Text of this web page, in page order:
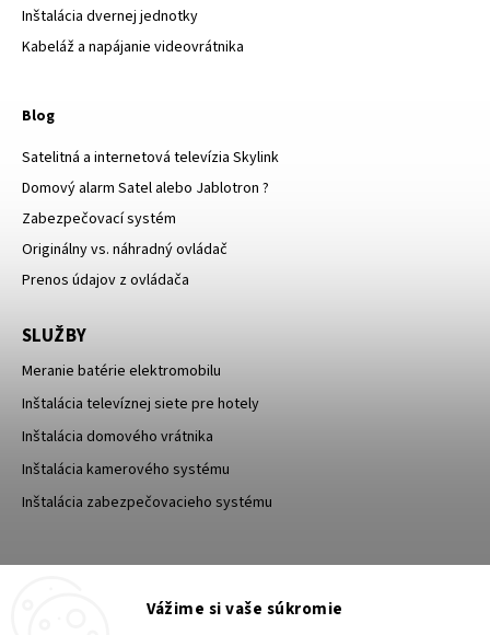
Vážime si vaše súkromie
Inštalácia dvernej jednotky
Kabeláž a napájanie videovrátnika
Blog
Satelitná a internetová televízia Skylink
Domový alarm Satel alebo Jablotron ?
Zabezpečovací systém
Originálny vs. náhradný ovládač
Prenos údajov z ovládača
SLUŽBY
Meranie batérie elektromobilu
Inštalácia televíznej siete pre hotely
Inštalácia domového vrátnika
Inštalácia kamerového systému
Inštalácia zabezpečovacieho systému